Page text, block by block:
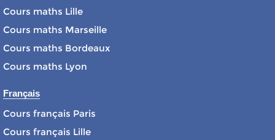
Cours maths Lille
Cours maths Marseille
Cours maths Bordeaux
Cours maths Lyon
Français
Cours français Paris
Cours français Lille